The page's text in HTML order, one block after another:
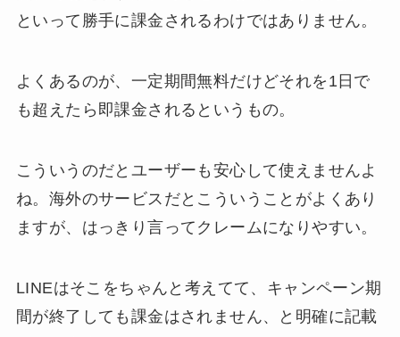
といって勝手に課金されるわけではありません。
よくあるのが、一定期間無料だけどそれを1日で
も超えたら即課金されるというもの。
こういうのだとユーザーも安心して使えませんよ
ね。海外のサービスだとこういうことがよくあり
ますが、はっきり言ってクレームになりやすい。
LINEはそこをちゃんと考えてて、キャンペーン期
間が終了しても課金はされません、と明確に記載